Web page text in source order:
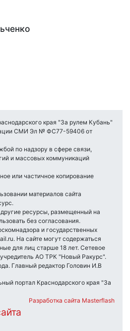
края "За рулем Кубань"
СМИ Эл № ФС77-59406 от
по надзору в сфере связи,
и массовых коммуникаций
или частичное копирование
материалов сайта
другие ресурсы, размещенный на
без согласования.
и государственных
На сайте могут содержаться
для лиц старше 18 лет. Сетевое
АО ТРК "Новый Ракурс".
Главный редактор Головин И.В
портал Краснодарского края "За
Разработка сайта Masterflash